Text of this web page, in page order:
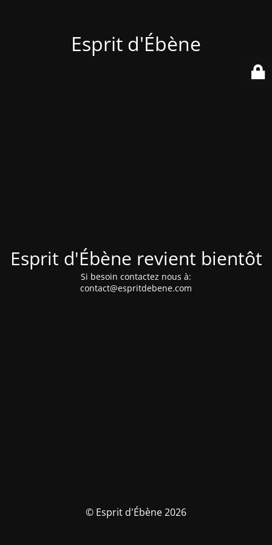
Esprit d'Ébène
Esprit d'Ébène revient bientôt
Si besoin contactez nous à:
contact@espritdebene.com
© Esprit d'Ébène 2026